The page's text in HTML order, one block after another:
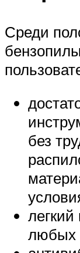
Среди
без
любых